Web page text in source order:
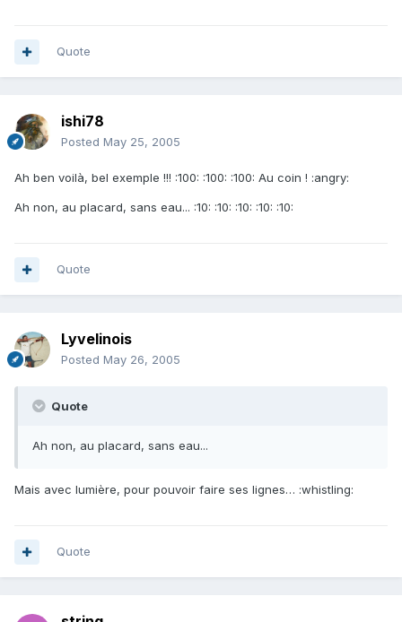
Quote
ishi78
Posted May 25, 2005
Ah ben voilà, bel exemple !!! :100: :100: :100: Au coin ! :angry:
Ah non, au placard, sans eau... :10: :10: :10: :10: :10:
Quote
Lyvelinois
Posted May 26, 2005
Quote
Ah non, au placard, sans eau...
Mais avec lumière, pour pouvoir faire ses lignes… :whistling:
Quote